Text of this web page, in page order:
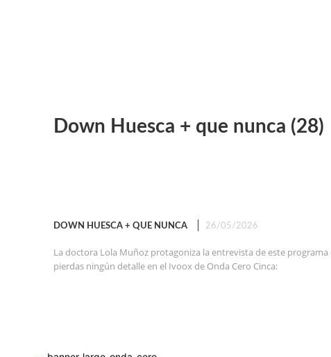
Down Huesca + que nunca (28)
DOWN HUESCA + QUE NUNCA 26/05/2026
La doctora Lola Muñoz protagoniza la entrevista de este
pierdas ningún detalle en el Ivoox de Onda Cero Cinca: